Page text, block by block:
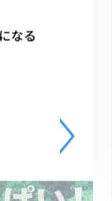
りまし
なる